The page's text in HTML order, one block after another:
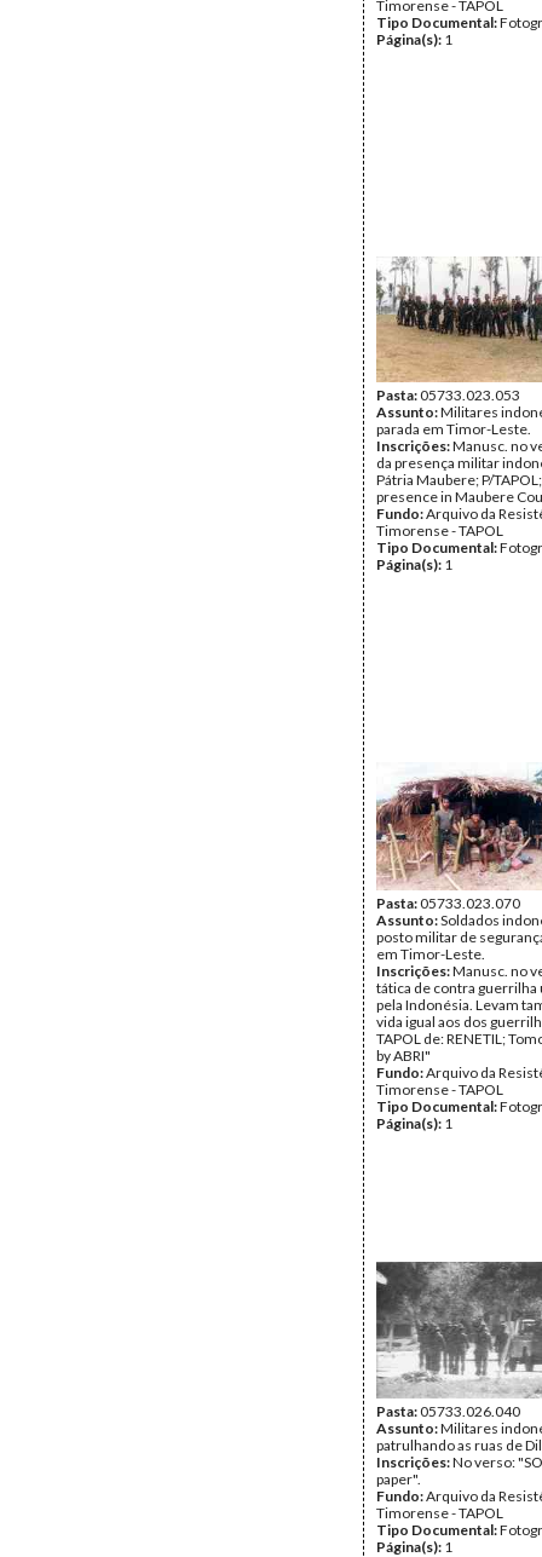
Timorense - TAPOL
Tipo Documental:
Página(s): 1
Pasta:05733.023.053
Assunto:Militares
parada em Timor-Leste.
Inscrições:Manusc. no
da presença militar
Pátria Maubere; P/
presence in Maubere
Fundo:Arquivo da
Timorense - TAPOL
Tipo Documental:
Página(s): 1
Pasta:05733.023.070
Assunto:Soldados
posto militar de
em Timor-Leste.
Inscrições:Manusc. no
tática de contra guerrilha
pela Indonésia. Levam
vida igual aos dos
TAPOL de: RENETIL;
by ABRI"
Fundo:Arquivo da
Timorense - TAPOL
Tipo Documental:
Página(s): 1
Pasta:05733.026.040
Assunto:Militares
patrulhando as ruas de
Inscrições:No verso:
paper".
Fundo:Arquivo da
Timorense - TAPOL
Tipo Documental:
Página(s): 1